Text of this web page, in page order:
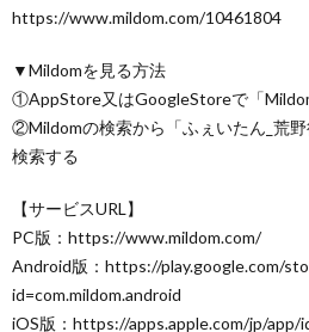
https://www.mildom.com/10461804
▼Mildomを見る方法
①AppStore又はGoogleStoreで「
②Mildomの検索から「ふぇいたん_荒
検索する
【サービスURL】
PC版：https://www.mildom.com/
Android版：https://play.google.com/
id=com.mildom.android
iOS版：https://apps.apple.com/jp/app/